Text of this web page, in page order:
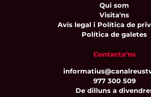
Qui som
Visita'ns
Avís legal i Política de
Política de galetes
Contacta’ns
977 300 509
De dilluns a